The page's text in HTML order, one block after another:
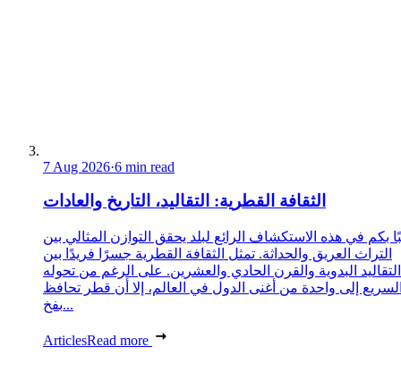
7 Aug 2026·6 min read
الثقافة القطرية: التقاليد، التاريخ والعادات
بكم في هذه الاستكشاف الرائع لبلد يحقق التوازن المثالي بين
التراث العريق والحداثة. تمثل الثقافة القطرية جسرًا فريدًا بين
التقاليد البدوية والقرن الحادي والعشرين. على الرغم من تحوله
إلى واحدة من أغنى الدول في العالم، إلا أن قطر تحافظ
بفخ...
ArticlesRead more